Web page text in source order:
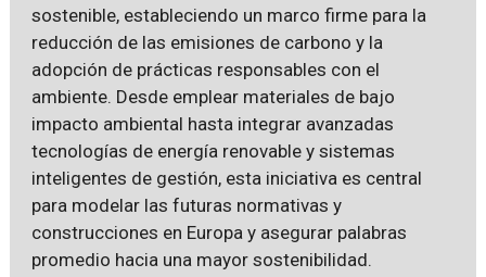
sostenible, estableciendo un marco firme para la
reducción de las emisiones de carbono y la
adopción de prácticas responsables con el
ambiente. Desde emplear materiales de bajo
impacto ambiental hasta integrar avanzadas
tecnologías de energía renovable y sistemas
inteligentes de gestión, esta iniciativa es central
para modelar las futuras normativas y
construcciones en Europa y asegurar palabras
promedio hacia una mayor sostenibilidad.